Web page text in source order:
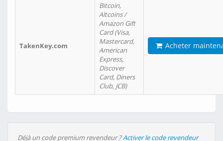
TakenKey.com
Bitcoin,
Altcoins /
Amazon Gift
Card (Visa,
Mastercard,
American
Express,
Discover
Card, Diners
Club, JCB)
Acheter
Déjà un code premium revendeur ?Activer le code revendeur